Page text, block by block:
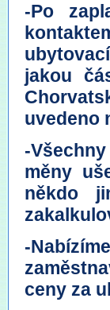
-Po
jakou
uvedeno
-
měny
někdo
-
ceny za